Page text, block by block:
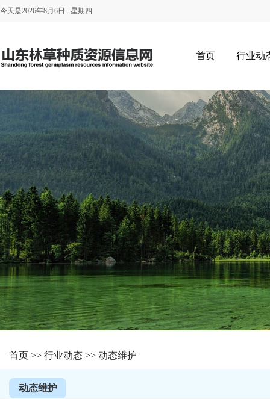
今天是2026年8月6日 星期四
首页 行业动
首页 >> 行业动态 >> 动态维护
动态维护